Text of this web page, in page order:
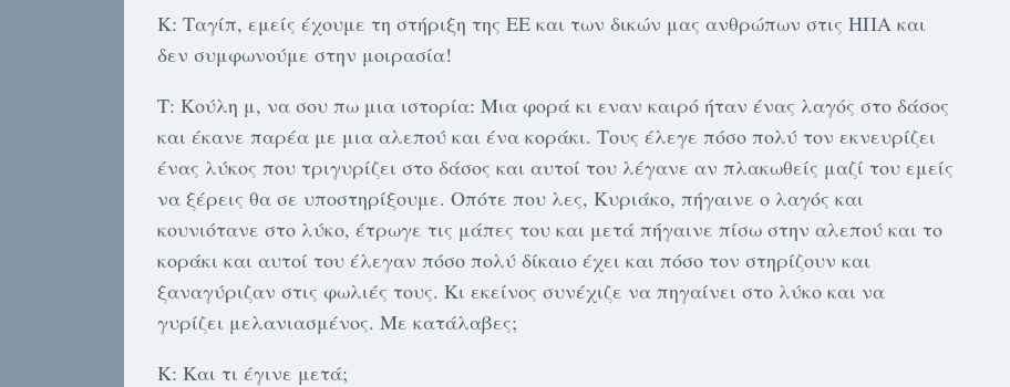
Κ: Ταγίπ, εμείς έχουμε τη στήριξη της ΕΕ και των δικών μας ανθρώπων στις ΗΠΑ και
δεν συμφωνούμε στην μοιρασία!
Τ: Κούλη μ, να σου πω μια ιστορία: Μια φορά κι εναν καιρό ήταν ένας λαγός στο δάσος
και έκανε παρέα με μια αλεπού και ένα κοράκι. Τους έλεγε πόσο πολύ τον εκνευρίζει
ένας λύκος που τριγυρίζει στο δάσος και αυτοί του λέγανε αν πλακωθείς μαζί του εμείς
να ξέρεις θα σε υποστηρίξουμε. Οπότε που λες, Κυριάκο, πήγαινε ο λαγός και
κουνιότανε στο λύκο, έτρωγε τις μάπες του και μετά πήγαινε πίσω στην αλεπού και το
κοράκι και αυτοί του έλεγαν πόσο πολύ δίκαιο έχει και πόσο τον στηρίζουν και
ξαναγύριζαν στις φωλιές τους. Κι εκείνος συνέχιζε να πηγαίνει στο λύκο και να
γυρίζει μελανιασμένος. Με κατάλαβες;
Κ: Και τι έγινε μετά;